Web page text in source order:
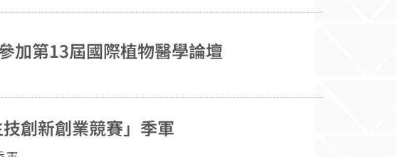
加第13屆國際植物醫學論壇
創新創業競賽」季軍